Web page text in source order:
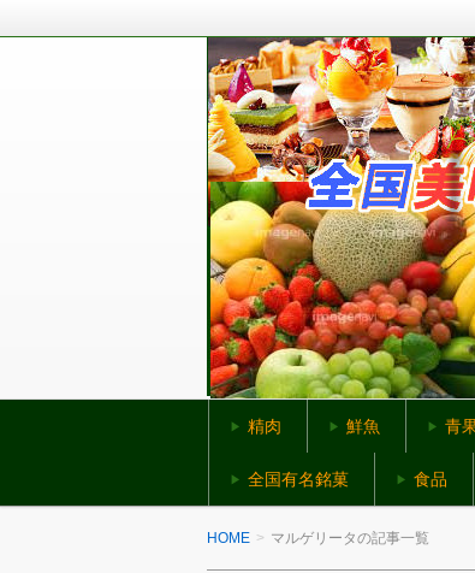
全国美味しい
全国から美味しいものをお取
精肉 鮮魚 青
全国有名銘菓 食品
HOME マルゲリータの記事一覧